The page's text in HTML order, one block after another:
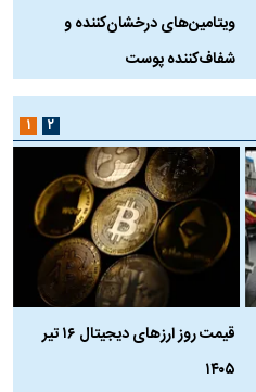
ویتامین‌های درخشان‌کننده و
شفاف‌کننده پوست
قیمت روز ارز‌های دیجیتال ۱۶ تیر
۱۴۰۵
۱ ۲